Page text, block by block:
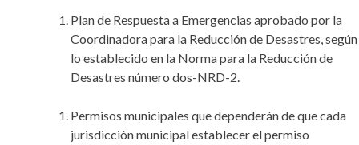
Plan de Respuesta a Emergencias aprobado por la
Coordinadora para la Reducción de Desastres, según
lo establecido en la Norma para la Reducción de
Desastres número dos-NRD-2.
Permisos municipales que dependerán de que cada
jurisdicción municipal establecer el permiso